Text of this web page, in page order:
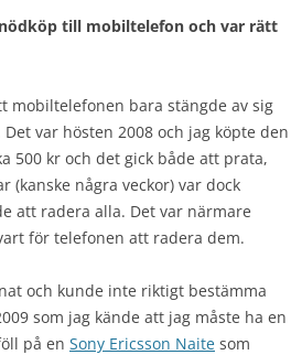
till mobiltelefon och var rätt
mobiltelefonen bara stängde av sig
var hösten 2008 och jag köpte den
500 kr och det gick både att prata,
(kanske några veckor) var dock
att radera alla. Det var närmare
för telefonen att radera dem.
och kunde inte riktigt bestämma
som jag kände att jag måste ha en
på en Sony Ericsson Naite som